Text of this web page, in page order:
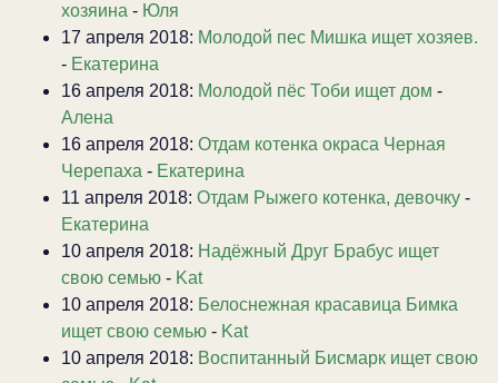
хозяина - Юля
17 апреля 2018: Молодой пес Мишка ищет хозяев.
- Екатерина
16 апреля 2018: Молодой пёс Тоби ищет дом -
Алена
16 апреля 2018: Отдам котенка окраса Черная
Черепаха - Екатерина
11 апреля 2018: Отдам Рыжего котенка, девочку -
Екатерина
10 апреля 2018: Надёжный Друг Брабус ищет
свою семью - Kat
10 апреля 2018: Белоснежная красавица Бимка
ищет свою семью - Kat
10 апреля 2018: Воспитанный Бисмарк ищет свою